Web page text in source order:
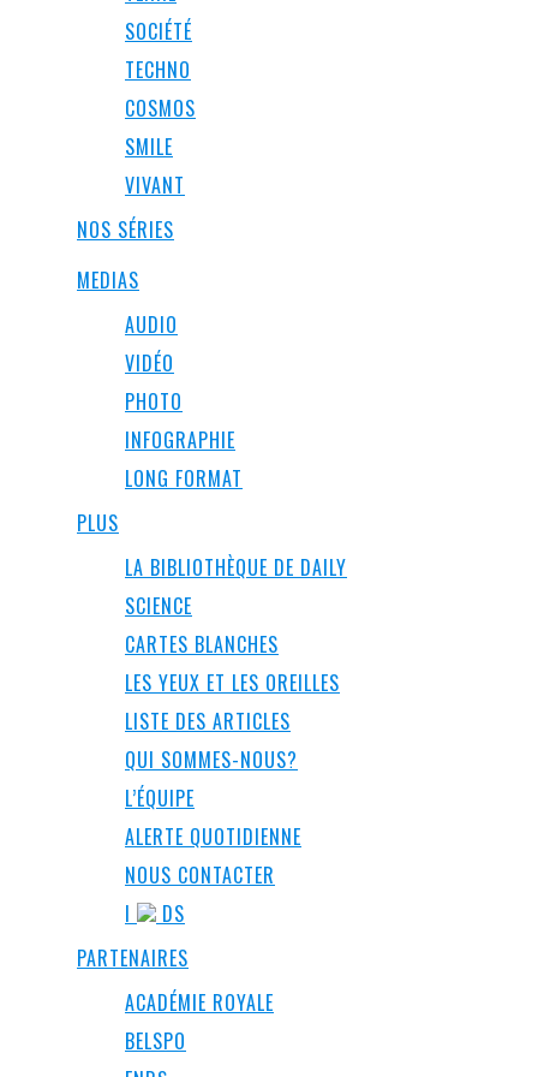
SOCIÉTÉ
TECHNO
COSMOS
SMILE
VIVANT
NOS SÉRIES
MEDIAS
AUDIO
VIDÉO
PHOTO
INFOGRAPHIE
LONG FORMAT
PLUS
LA BIBLIOTHÈQUE DE DAILY
SCIENCE
CARTES BLANCHES
LES YEUX ET LES OREILLES
LISTE DES ARTICLES
QUI SOMMES-NOUS?
L’ÉQUIPE
ALERTE QUOTIDIENNE
NOUS CONTACTER
I
DS
PARTENAIRES
ACADÉMIE ROYALE
BELSPO